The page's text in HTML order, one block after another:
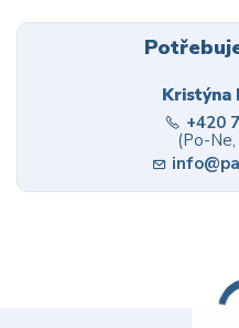
Kristýna
+420
(Po-